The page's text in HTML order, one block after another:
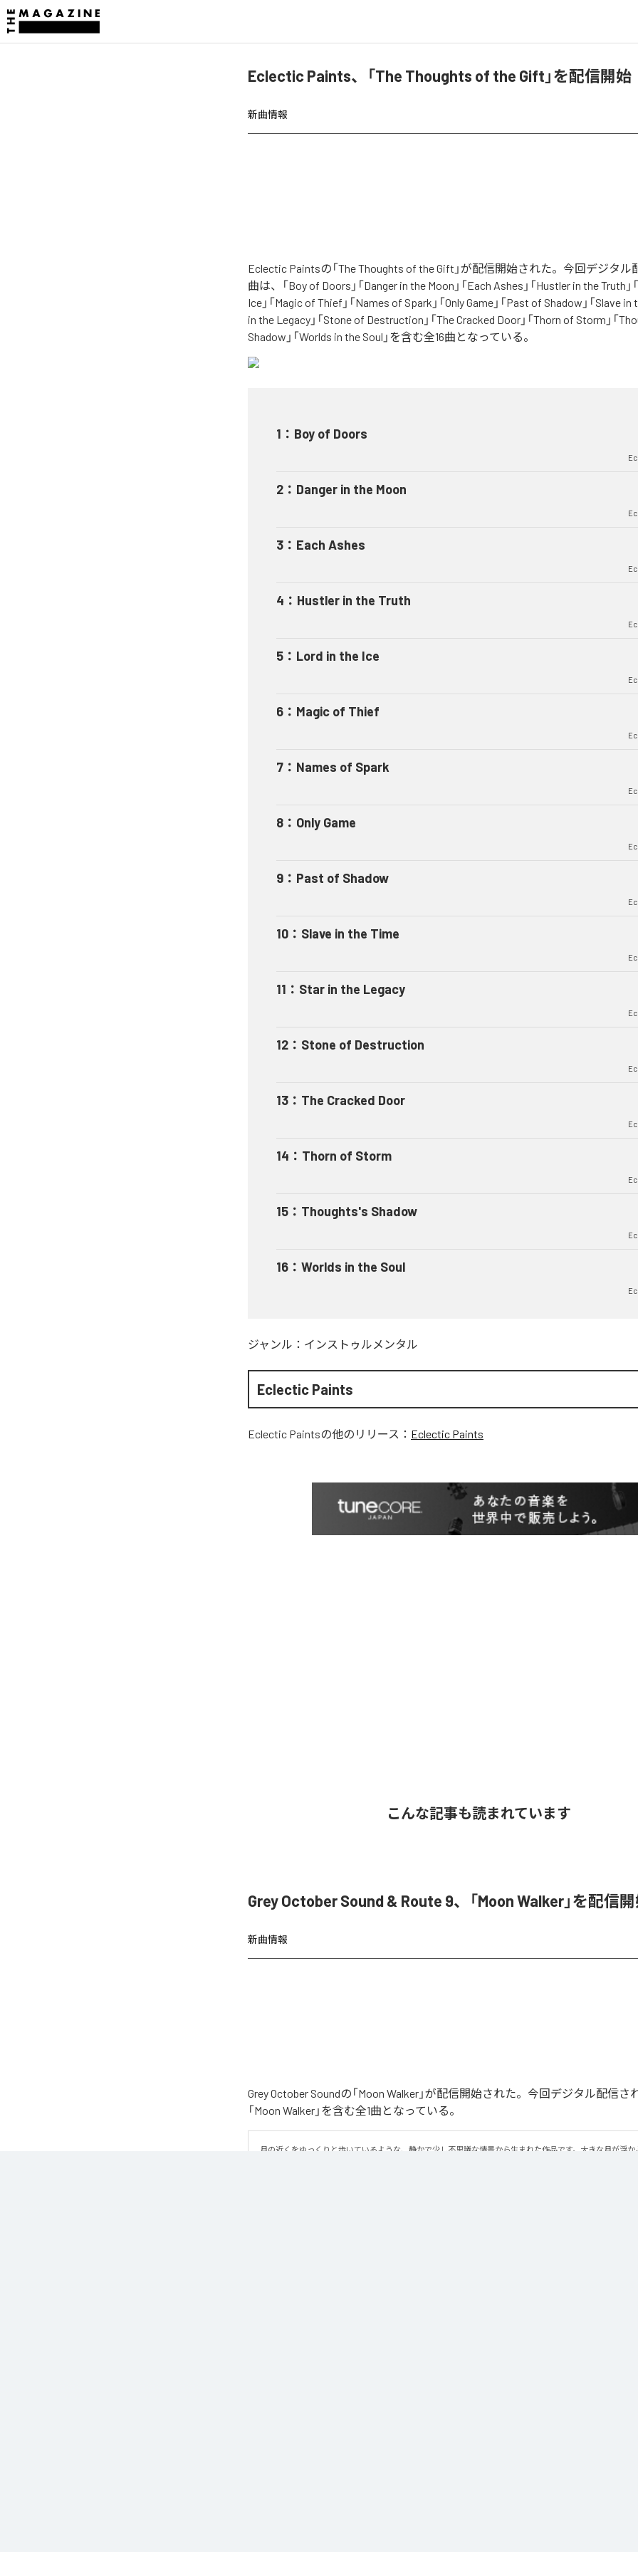
Eclectic Paints、「The Thoughts of the Gift」を配信開始
新曲情報
Eclectic Paintsの「The Thoughts of the Gift」が配信開始された。今回デジタル
曲は、「Boy of Doors」「Danger in the Moon」「Each Ashes」「Hustler in the Truth」
Ice」「Magic of Thief」「Names of Spark」「Only Game」「Past of Shadow」「Slave in
in the Legacy」「Stone of Destruction」「The Cracked Door」「Thorn of Storm」「
Shadow」「Worlds in the Soul」を含む全16曲となっている。
1 ： Boy of Doors
2 ： Danger in the Moon
3 ： Each Ashes
4 ： Hustler in the Truth
5 ： Lord in the Ice
6 ： Magic of Thief
7 ： Names of Spark
8 ： Only Game
9 ： Past of Shadow
10 ： Slave in the Time
11 ： Star in the Legacy
12 ： Stone of Destruction
13 ： The Cracked Door
14 ： Thorn of Storm
15 ： Thoughts's Shadow
16 ： Worlds in the Soul
ジャンル： インストゥルメンタル
Eclectic Paints
Eclectic Paintsの他のリリース： Eclectic Paints
こんな記事も読まれています
Grey October Sound & Route 9、「Moon Walker」を配信
新曲情報
Grey October Soundの「Moon Walker」が配信開始された。今回デジタル配信さ
「Moon Walker」を含む全1曲となっている。
月の近くをゆっくりと歩いているような、静かで少し不思議な情景から生まれた作品です。大きな月が浮か